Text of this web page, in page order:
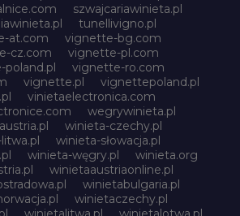
szwajcariawinieta.pl
tunellivigno.pl
at.com
vignette-bg.com
cz.com
vignette-pl.com
vignette-ro.com
vignette.pl
vignettepoland.pl
vinietaelectronica.com
wegrywinieta.pl
winieta-czechy.pl
winieta-słowacja.pl
winieta-węgry.pl
winieta.org
winietaaustriaonline.pl
winietabulgaria.pl
winietaczechy.pl